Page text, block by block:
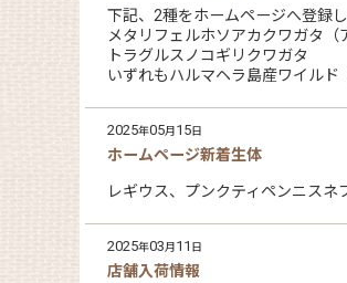
下記、2種をホームページへ登録し
メタリフェルホソアカクワガタ（
トラグルスノコギリクワガタ
いずれもハルマヘラ島産ワイルド
2025年05月 15日
ホームページ新着生体
レギウス、プンクティペンニスネ
2025年03月 11 日
店舗入荷情報